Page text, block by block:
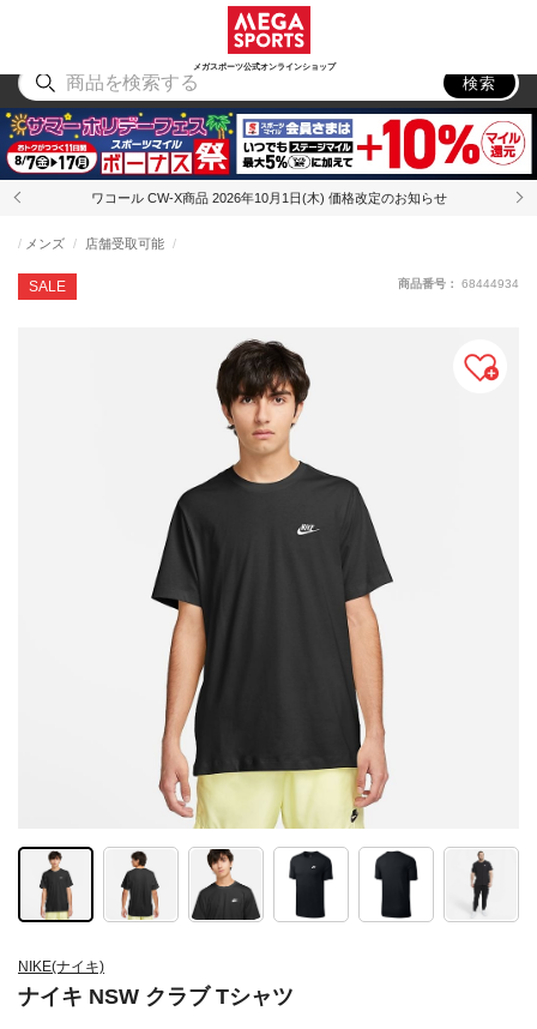
メガスポーツ公式オンラインショップ
アウトドア
検索
ワコール CW-X商品 2026年10月1日(木) 価格改定のお知らせ
NIKE(ナイキ)
ナイキ NSW クラブ Tシャツ
SALE
メンズ 店舗受取可能
商品番号： 68444934